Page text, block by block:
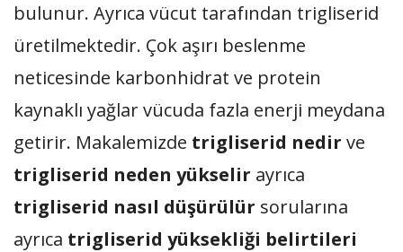
bulunur. Ayrıca vücut tarafından trigliserid
üretilmektedir. Çok aşırı beslenme
neticesinde karbonhidrat ve protein
kaynaklı yağlar vücuda fazla enerji meydana
getirir. Makalemizde trigliserid nedir ve
trigliserid neden yükselir ayrıca
trigliserid nasıl düşürülür sorularına
ayrıca trigliserid yüksekliği belirtileri